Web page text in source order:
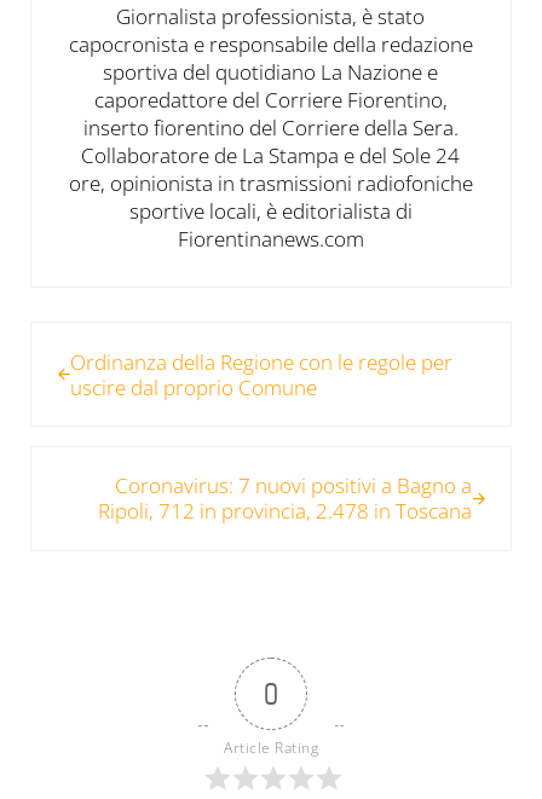
Giornalista professionista, è stato
capocronista e responsabile della redazione
sportiva del quotidiano La Nazione e
caporedattore del Corriere Fiorentino,
inserto fiorentino del Corriere della Sera.
Collaboratore de La Stampa e del Sole 24
ore, opinionista in trasmissioni radiofoniche
sportive locali, è editorialista di
Fiorentinanews.com
Ordinanza della Regione con le regole per
uscire dal proprio Comune
Coronavirus: 7 nuovi positivi a Bagno a
Ripoli, 712 in provincia, 2.478 in Toscana
0
Article Rating